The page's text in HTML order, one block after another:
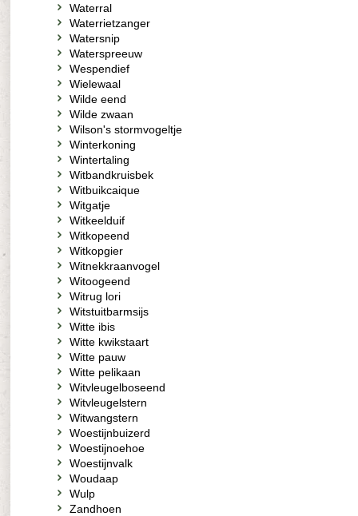
Waterral
Waterrietzanger
Watersnip
Waterspreeuw
Wespendief
Wielewaal
Wilde eend
Wilde zwaan
Wilson's stormvogeltje
Winterkoning
Wintertaling
Witbandkruisbek
Witbuikcaique
Witgatje
Witkeelduif
Witkopeend
Witkopgier
Witnekkraanvogel
Witoogeend
Witrug lori
Witstuitbarmsijs
Witte ibis
Witte kwikstaart
Witte pauw
Witte pelikaan
Witvleugelboseend
Witvleugelstern
Witwangstern
Woestijnbuizerd
Woestijnoehoe
Woestijnvalk
Woudaap
Wulp
Zandhoen